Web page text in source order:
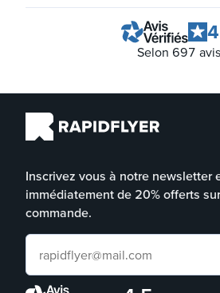
Selon 697 avis
Inscrivez vous à notre newsletter
immédiatement de 20% offerts
commande.